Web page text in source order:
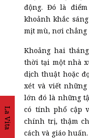
La Vita
động. Đó là
khoảnh khắc
mịt mù, nơi chẳng
Khoảng hai
thời tại một nhà
dịch thuật hoặc
xét và viết những
lớn đó là những
có tính phổ cập
chính trị, thậm
cách và giáo huấn.